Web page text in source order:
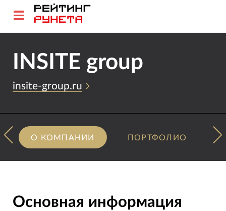
INSITE group
insite-group.ru
О КОМПАНИИ ПОРТФОЛИО
Основная информация